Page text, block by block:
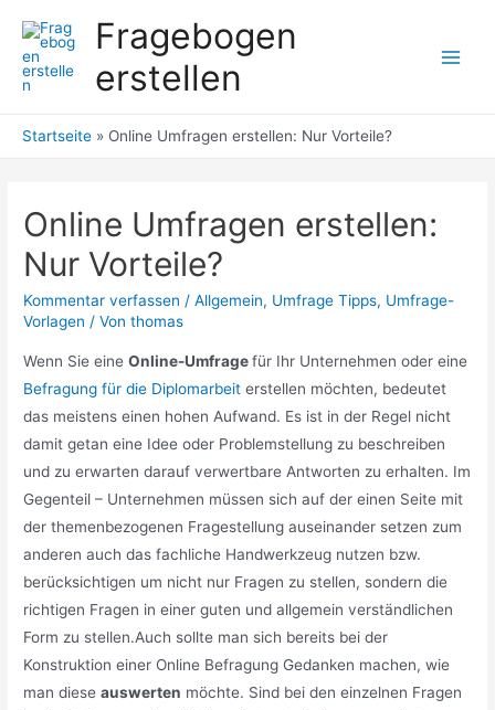
Inhalt
springen
Fragebogen
erstellen
Startseite » Online Umfragen erstellen: Nur Vorteile?
Online Umfragen erstellen:
Nur Vorteile?
Kommentar verfassen /Allgemein, Umfrage Tipps, Umfrage-
Vorlagen / Vonthomas
Wenn Sie eineOnline-Umfragefür Ihr Unternehmen oder eine
Befragung für die Diplomarbeit erstellen möchten, bedeutet
das meistens einen hohen Aufwand. Es ist in der Regel nicht
damit getan eine Idee oder Problemstellung zu beschreiben
und zu erwarten darauf verwertbare Antworten zu erhalten. Im
Gegenteil – Unternehmen müssen sich auf der einen Seite mit
der themenbezogenen Fragestellung auseinander setzen zum
anderen auch das fachliche Handwerkzeug nutzen bzw.
berücksichtigen um nicht nur Fragen zu stellen, sondern die
richtigen Fragen in einer guten und allgemein verständlichen
Form zu stellen.Auch sollte man sich bereits bei der
Konstruktion einer Online Befragung Gedanken machen, wie
man dieseauswerten möchte. Sind bei den einzelnen Fragen